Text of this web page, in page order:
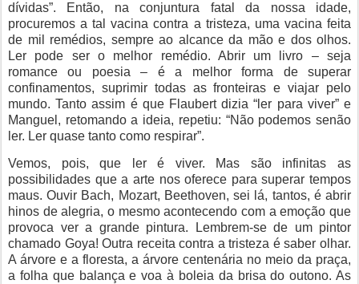
dívidas”. Então, na conjuntura fatal da nossa idade,
procuremos a tal vacina contra a tristeza, uma vacina feita
de mil remédios, sempre ao alcance da mão e dos olhos.
Ler pode ser o melhor remédio. Abrir um livro – seja
romance ou poesia – é a melhor forma de superar
confinamentos, suprimir todas as fronteiras e viajar pelo
mundo. Tanto assim é que Flaubert dizia “ler para viver” e
Manguel, retomando a ideia, repetiu: “Não podemos senão
ler. Ler quase tanto como respirar”.
Vemos, pois, que ler é viver. Mas são infinitas as
possibilidades que a arte nos oferece para superar tempos
maus. Ouvir Bach, Mozart, Beethoven, sei lá, tantos, é abrir
hinos de alegria, o mesmo acontecendo com a emoção que
provoca ver a grande pintura. Lembrem-se de um pintor
chamado Goya! Outra receita contra a tristeza é saber olhar.
A árvore e a floresta, a árvore centenária no meio da praça,
a folha que balança e voa à boleia da brisa do outono. As